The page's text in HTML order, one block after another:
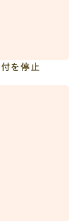
を停止